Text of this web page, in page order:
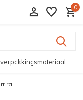
0
ra...